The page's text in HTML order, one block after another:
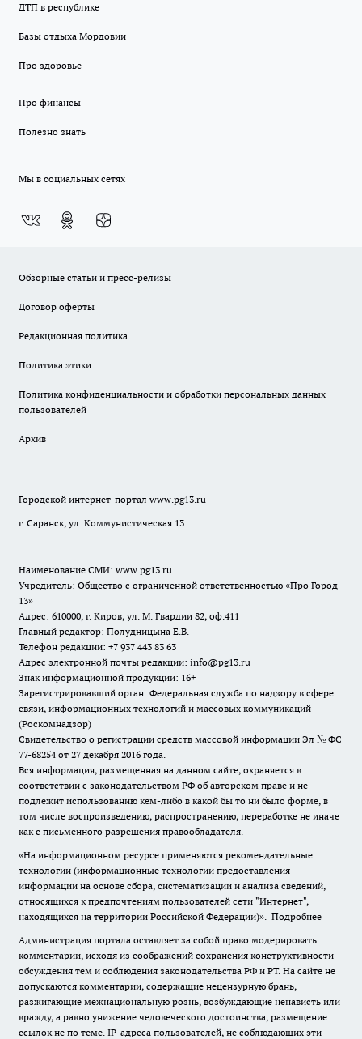
ДТП в республике
Базы отдыха Мордовии
Про здоровье
Про финансы
Полезно знать
Мы в социальных сетях
Обзорные статьи и пресс-релизы
Договор оферты
Редакционная политика
Политика этики
Политика конфиденциальности и обработки персональных данных
пользователей
Архив
Городской интернет-портал www.pg13.ru
г. Саранск, ул. Коммунистическая 13.
Наименование СМИ: www.pg13.ru
Учредитель: Общество с ограниченной ответственностью «Про Город
13»
Адрес: 610000, г. Киров, ул. М. Гвардии 82, оф.411
Главный редактор: Полудницына Е.В.
Телефон редакции: +7 937 443 83 63
Адрес электронной почты редакции: info@pg13.ru
Знак информационной продукции: 16+
Зарегистрировавший орган: Федеральная служба по надзору в сфере
связи, информационных технологий и массовых коммуникаций
(Роскомнадзор)
Свидетельство о регистрации средств массовой информации Эл № ФС
77-68254 от 27 декабря 2016 года.
Вся информация, размещенная на данном сайте, охраняется в
соответствии с законодательством РФ об авторском праве и не
подлежит использованию кем-либо в какой бы то ни было форме, в
том числе воспроизведению, распространению, переработке не иначе
как с письменного разрешения правообладателя.
«На информационном ресурсе применяются рекомендательные
технологии (информационные технологии предоставления
информации на основе сбора, систематизации и анализа сведений,
относящихся к предпочтениям пользователей сети "Интернет",
находящихся на территории Российской Федерации)». Подробнее
Администрация портала оставляет за собой право модерировать
комментарии, исходя из соображений сохранения конструктивности
обсуждения тем и соблюдения законодательства РФ и РТ. На сайте не
допускаются комментарии, содержащие нецензурную брань,
разжигающие межнациональную рознь, возбуждающие ненависть или
вражду, а равно унижение человеческого достоинства, размещение
ссылок не по теме. IP-адреса пользователей, не соблюдающих эти